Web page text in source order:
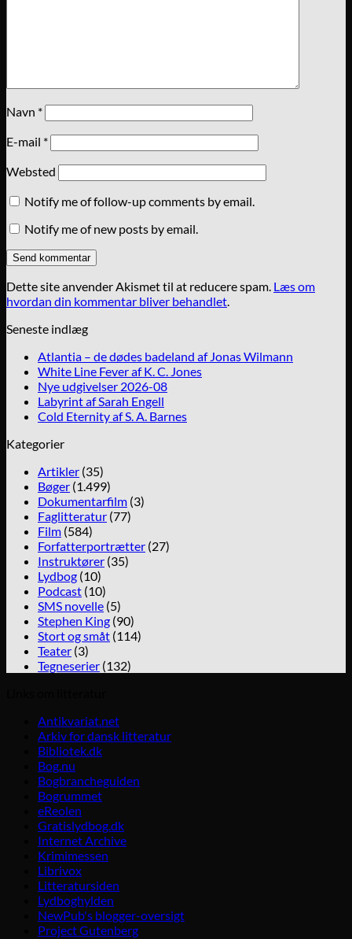
Navn *
E-mail *
Websted
Notify me of follow-up comments by email.
Notify me of new posts by email.
Dette site anvender Akismet til at reducere spam. Læs om
hvordan din kommentar bliver behandlet.
Seneste indlæg
Atlantia – de dødes badeland af Jonas Wilmann
White Line Fever af K. C. Jones
Nye udgivelser 2026-08
Labyrint af Sarah Engell
Cold Eternity af S. A. Barnes
Kategorier
Artikler (35)
Bøger (1.499)
Dokumentarfilm (3)
Faglitteratur (77)
Film (584)
Forfatterportrætter (27)
Instruktører (35)
Lydbog (10)
Podcast (10)
SMS novelle (5)
Stephen King (90)
Stort og småt (114)
Teater (3)
Tegneserier (132)
Antikvariat.net
Arkiv for dansk litteratur
Bibliotek.dk
Bog.nu
Bogbrancheguiden
Bogrummet
eReolen
Gratislydbog.dk
Internet Archive
Krimimessen
Librivox
Litteratursiden
Lydboghylden
NewPub's blogger-oversigt
Project Gutenberg